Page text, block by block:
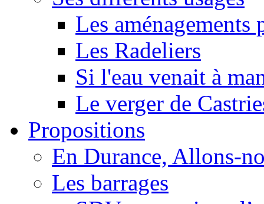
Les
Les Radeliers
Si l'eau venait à
Le verger de
Propositions
En Durance, Allons-
Les barrages